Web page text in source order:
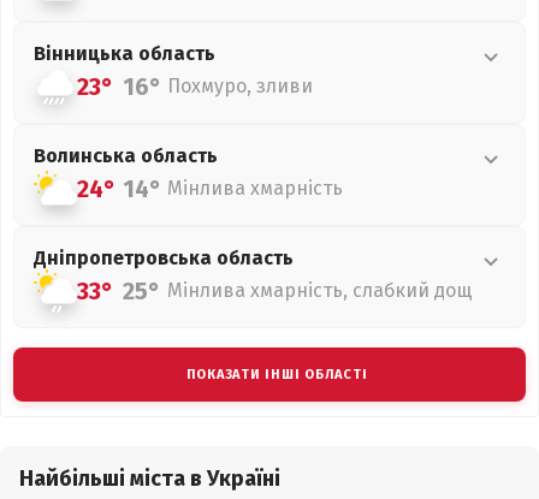
Вінницька область
23° 16° Похмуро, зливи
Волинська область
24° 14° Мінлива хмарність
Дніпропетровська область
33° 25° Мінлива хмарність, слабкий дощ
ПОКАЗАТИ ІНШІ ОБЛАСТІ
Найбільші міста в Україні